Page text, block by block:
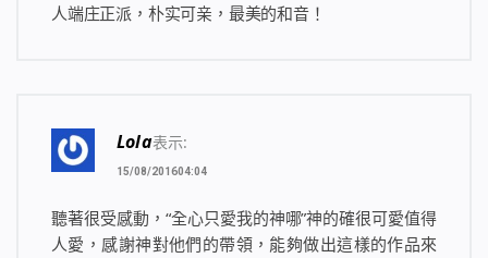
人端庄正派，朴实可亲，最美的和音！
Lola表示:
15/08/201604:04
聽著很受感動，“全心只愛我的神哪”神的確很可愛值得
人愛，感謝神對他們的帶領，能夠做出這樣的作品來